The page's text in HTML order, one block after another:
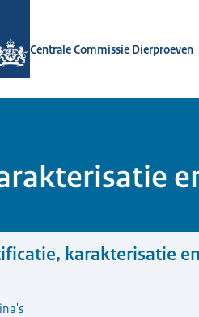
Centrale Commissie Dierproeven
karakterisatie